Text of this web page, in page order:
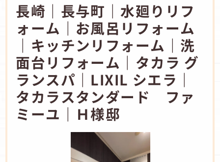
長崎｜長与町｜水廻りリフ
ォーム｜お風呂リフォーム
｜キッチンリフォーム｜洗
面台リフォーム｜タカラ グ
ランスパ｜LIXIL シエラ｜
タカラスタンダード ファ
ミーユ｜Ｈ様邸